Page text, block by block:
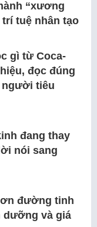
“xương
tuệ nhân tạo
gì từ Coca-
đọc đúng
người tiêu
đang thay
nói sang
đường tinh
dưỡng và giá